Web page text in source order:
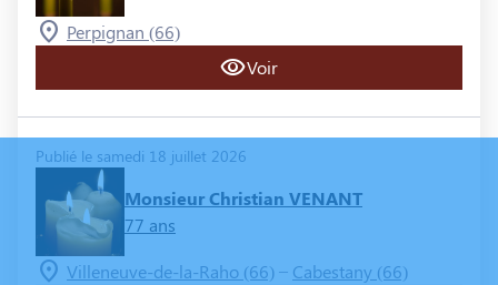
Perpignan (66)
Voir
Publié le samedi 18 juillet 2026
Monsieur Christian VENANT
77 ans
Villeneuve-de-la-Raho (66)– Cabestany (66)